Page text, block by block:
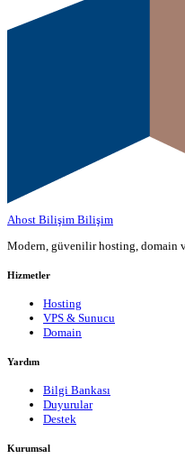
Ahost Bilişim Bilişim
Modern, güvenilir hosting, domain
Hizmetler
Hosting
VPS & Sunucu
Domain
Yardım
Bilgi Bankası
Duyurular
Destek
Kurumsal